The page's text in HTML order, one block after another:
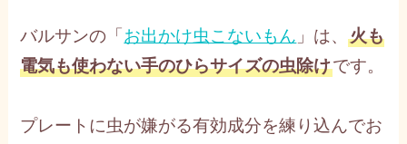
バルサンの「 お出かけ虫こないもん 」は、火も
電気も使わない手のひらサイズの虫除けです。
プレートに虫が嫌がる有効成分を練り込んでお